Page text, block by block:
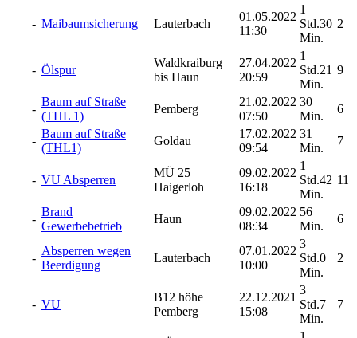
- Maibaumsicherung Lauterbach
01.05.2022
11:30
1
Std.30
Min.
2
- Ölspur
Waldkraiburg
bis Haun
27.04.2022
20:59
1
Std.21
Min.
9
-
Baum auf Straße
(THL 1)
Pemberg
21.02.2022
07:50
30
Min.
6
-
Baum auf Straße
(THL1)
Goldau
17.02.2022
09:54
31
Min.
7
- VU Absperren
MÜ 25
Haigerloh
09.02.2022
16:18
1
Std.42
Min.
11
-
Brand
Gewerbebetrieb
Haun
09.02.2022
08:34
56
Min.
6
-
Absperren wegen
Beerdigung
Lauterbach
07.01.2022
10:00
3
Std.0
Min.
2
- VU
B12 höhe
Pemberg
22.12.2021
15:08
3
Std.7
Min.
7